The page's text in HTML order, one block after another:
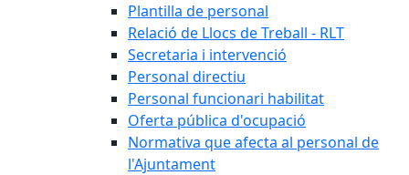
Plantilla de personal
Relació de Llocs de Treball - RLT
Secretaria i intervenció
Personal directiu
Personal funcionari habilitat
Oferta pública d'ocupació
Normativa que afecta al personal de
l'Ajuntament